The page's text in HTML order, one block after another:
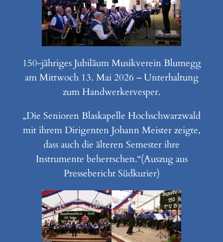
150-jähriges Jubiläum Musikverein Blumegg
am Mittwoch 13. Mai 2026 – Unterhaltung
zum Handwerkervesper.
„Die Senioren Blaskapelle Hochschwarzwald
mit ihrem Dirigenten Johann Meister zeigte,
dass auch die älteren Semester ihre
Instrumente beherrschen.“(Auszug aus
Pressebericht Südkurier)